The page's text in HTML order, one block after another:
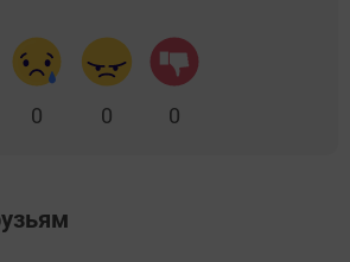
0 0 0